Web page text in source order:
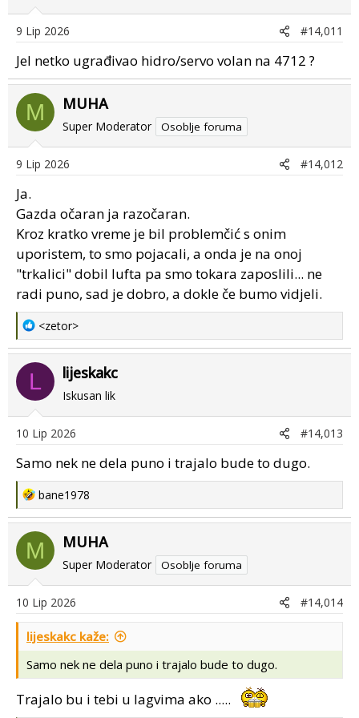
i
n
s
9 Lip 2026 #14,011
Jel netko ugrađivao hidro/servo volan na 4712 ?
M MUHA
Super Moderator Osoblje foruma
9 Lip 2026 #14,012
Ja.
Gazda očaran ja razočaran.
Kroz kratko vreme je bil problemčić s onim
uporistem, to smo pojacali, a onda je na onoj
"trkalici" dobil lufta pa smo tokara zaposlili... ne
radi puno, sad je dobro, a dokle če bumo vidjeli.
R
e
a
t
i
o
n
s
<zetor>
L lijeskakc
Iskusan lik
10 Lip 2026 #14,013
Samo nek ne dela puno i trajalo bude to dugo.
R
e
a
c
t
i
o
n
:
bane1978
M MUHA
Super Moderator Osoblje foruma
10 Lip 2026 #14,014
lijeskakc kaže:
Samo nek ne dela puno i trajalo bude to dugo.
Trajalo bu i tebi u lagvima ako .....